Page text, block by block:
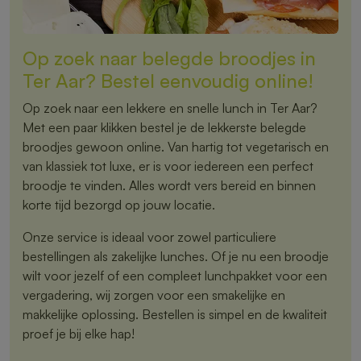
Op zoek naar belegde broodjes in
Ter Aar? Bestel eenvoudig online!
Op zoek naar een lekkere en snelle lunch in Ter Aar?
Met een paar klikken bestel je de lekkerste belegde
broodjes gewoon online. Van hartig tot vegetarisch en
van klassiek tot luxe, er is voor iedereen een perfect
broodje te vinden. Alles wordt vers bereid en binnen
korte tijd bezorgd op jouw locatie.
Onze service is ideaal voor zowel particuliere
bestellingen als zakelijke lunches. Of je nu een broodje
wilt voor jezelf of een compleet lunchpakket voor een
vergadering, wij zorgen voor een smakelijke en
makkelijke oplossing. Bestellen is simpel en de kwaliteit
proef je bij elke hap!